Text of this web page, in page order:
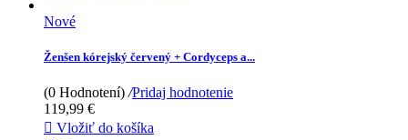
Nové
Ženšen kórejský červený + Cordyceps a...
(0 Hodnotení) /Pridaj hodnotenie
119,99 €
 Vložiť do košíka